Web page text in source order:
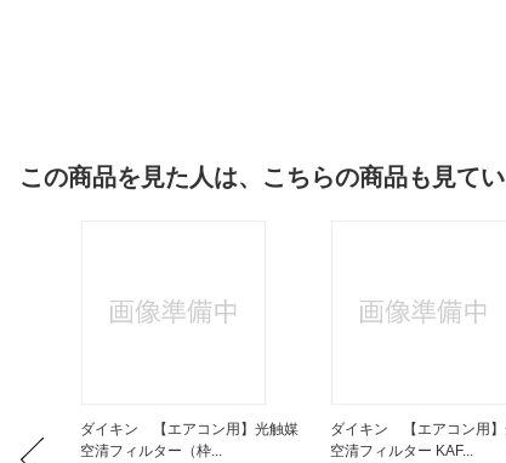
この商品を見た人は、こちらの商品も見て
ダイキン 【エアコン用】光触媒
空清フィルター（枠...
ダイキン 【エアコン用
空清フィルター KAF...